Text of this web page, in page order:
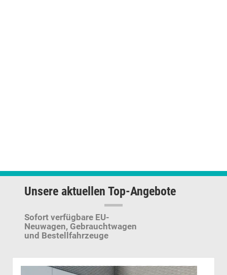
Unsere aktuellen Top-Angebote
Sofort verfügbare EU-
Neuwagen, Gebrauchtwagen
und Bestellfahrzeuge